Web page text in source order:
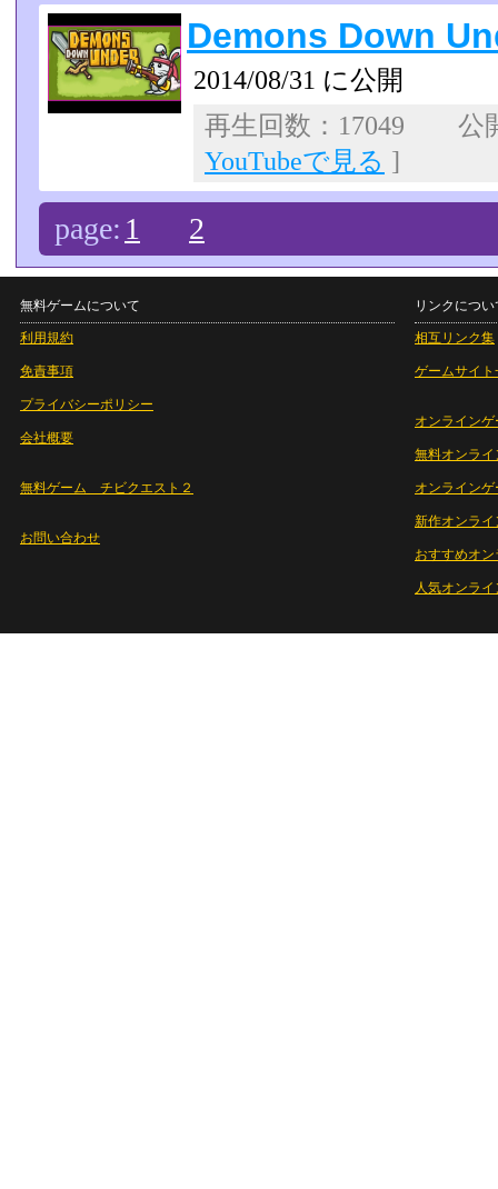
Demons Down
2014/08/31 に公開
再生回数：17049 公
YouTubeで見る ]
page: 1 2
無料ゲームについて
利用規約
免責事項
プライバシーポリシー
会社概要
無料ゲーム チビクエスト２
お問い合わせ
リンクについ
相互リンク集
ゲームサイト
オンラインゲ
無料オンライ
オンライン
新作オンライ
おすすめオ
人気オンラ